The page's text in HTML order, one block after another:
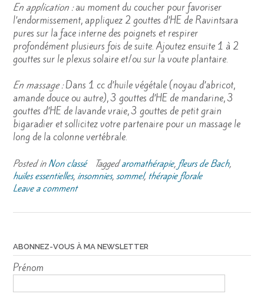
En application :au moment du coucher pour favoriser
l’endormissement, appliquez 2 gouttes d’HE de Ravintsara
pures sur la face interne des poignets et respirer
profondément plusieurs fois de suite. Ajoutez ensuite 1 à 2
gouttes sur le plexus solaire et/ou sur la voute plantaire.
En massage :Dans 1 cc d’huile végétale (noyau d’abricot,
amande douce ou autre), 3 gouttes d’HE de mandarine, 3
gouttes d’HE de lavande vraie, 3 gouttes de petit grain
bigaradier et sollicitez votre partenaire pour un massage le
long de la colonne vertébrale.
Posted inNon classé Taggedaromathérapie, fleurs de Bach,
huiles essentielles, insomnies,sommel, thérapie florale
Leave a comment
ABONNEZ-VOUS À MA NEWSLETTER
Prénom